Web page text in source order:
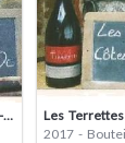
Domaine Mas St Jean - rosé
Les
2017 -